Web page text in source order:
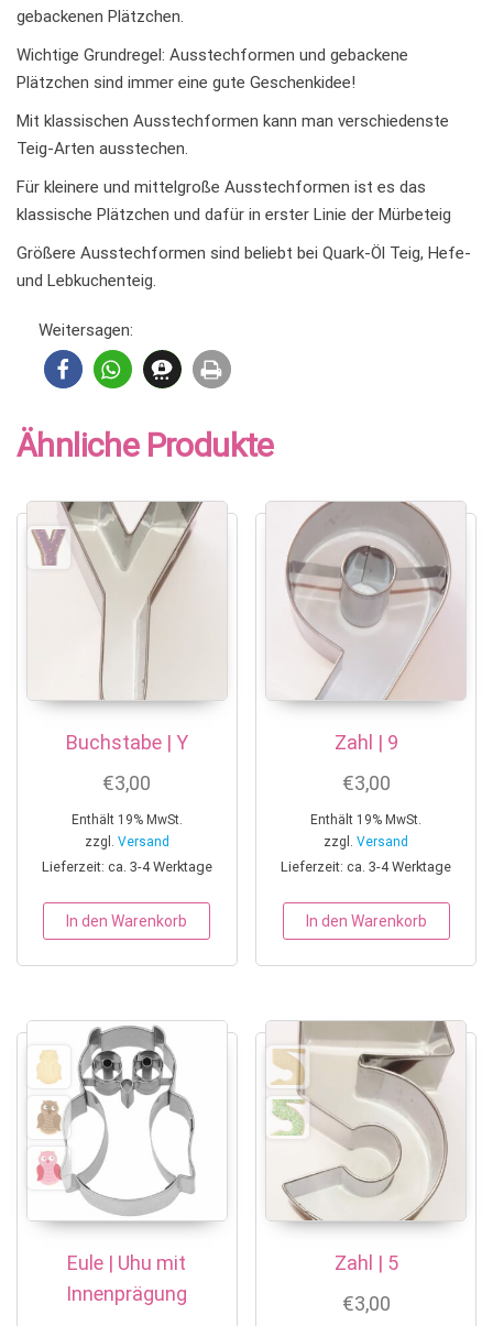
gebackenen Plätzchen.
Wichtige Grundregel: Ausstechformen und gebackene
Plätzchen sind immer eine gute Geschenkidee!
Mit klassischen Ausstechformen kann man verschiedenste
Teig-Arten ausstechen.
Für kleinere und mittelgroße Ausstechformen ist es das
klassische Plätzchen und dafür in erster Linie der Mürbeteig
Größere Ausstechformen sind beliebt bei Quark-Öl Teig, Hefe-
und Lebkuchenteig.
Weitersagen:
Ähnliche Produkte
Buchstabe | Y
€3,00
Enthält 19% MwSt.
zzgl. Versand
Lieferzeit: ca. 3-4 Werktage
In den Warenkorb
Zahl | 9
€3,00
Enthält 19% MwSt.
zzgl.Versand
Lieferzeit: ca. 3-4 Werktage
In den Warenkorb
Eule | Uhu mit
Innenprägung
Zahl | 5
€3,00